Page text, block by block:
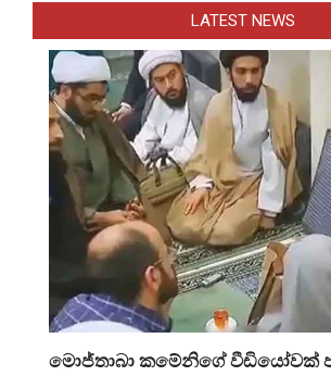
LATEST NEWS
මොජ්තාබා කමේනිගේ වීඩියෝවක්